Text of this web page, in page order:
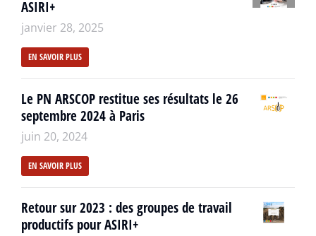
ASIRI+
janvier 28, 2025
EN SAVOIR PLUS
Le PN ARSCOP restitue ses résultats le 26
septembre 2024 à Paris
juin 20, 2024
EN SAVOIR PLUS
Retour sur 2023 : des groupes de travail
productifs pour ASIRI+